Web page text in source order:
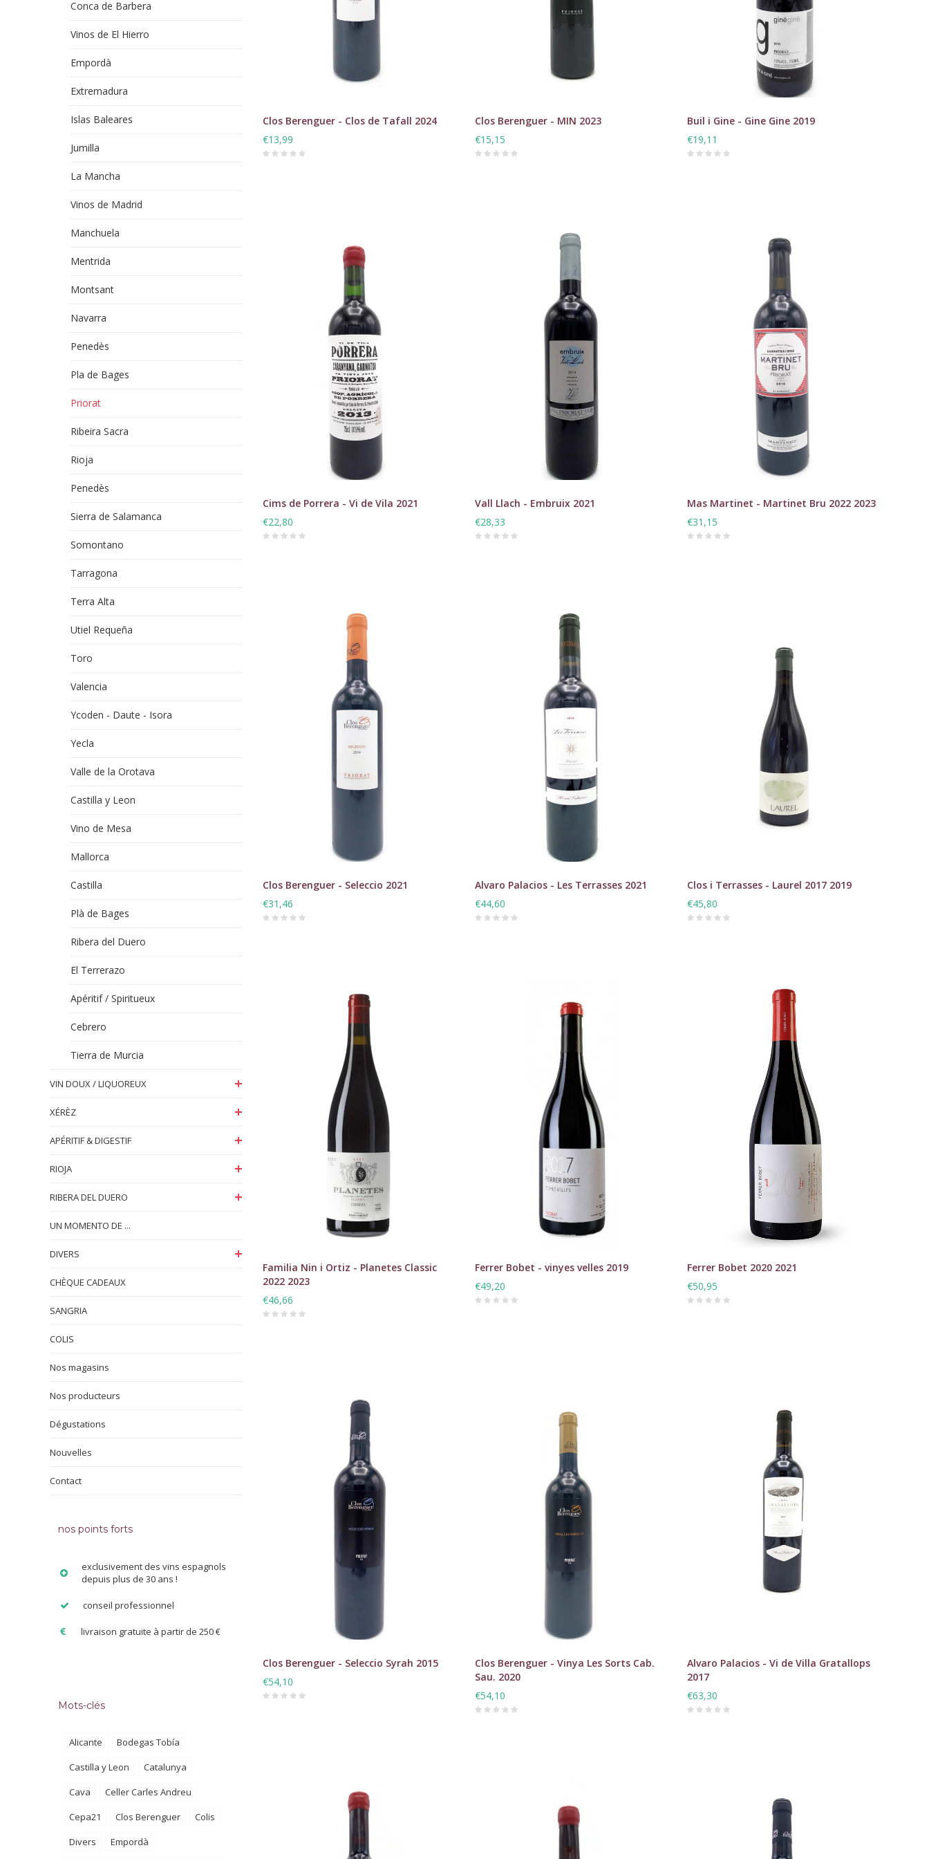
Conca de Barbera
Vinos de El Hierro
Empordà
Extremadura
Islas Baleares
Jumilla
La Mancha
Vinos de Madrid
Manchuela
Mentrida
Montsant
Navarra
Penedès
Pla de Bages
Priorat
Ribeira Sacra
Rioja
Penedès
Sierra de Salamanca
Somontano
Tarragona
Terra Alta
Utiel Requeña
Toro
Valencia
Ycoden - Daute - Isora
Yecla
Valle de la Orotava
Castilla y Leon
Vino de Mesa
Mallorca
Castilla
Plà de Bages
Ribera del Duero
El Terrerazo
Apéritif / Spiritueux
Cebrero
Tierra de Murcia
VIN DOUX / LIQUOREUX
XÉRÈZ
APÉRITIF & DIGESTIF
RIOJA
RIBERA DEL DUERO
UN MOMENTO DE ...
DIVERS
CHÈQUE CADEAUX
SANGRIA
COLIS
Nos magasins
Nos producteurs
Dégustations
Nouvelles
Contact
nos points forts
exclusivement des vins espagnols
depuis plus de 30 ans !
conseil professionnel
livraison gratuite à partir de 250 €
Mots-clés
Alicante
Bodegas Tobía
Castilla y Leon
Catalunya
Cava
Celler Carles Andreu
Cepa21
Clos Berenguer
Colis
Divers
Empordà
Clos Berenguer - Clos de Tafall 2024
€13,99
Clos Berenguer - MIN 2023
€15,15
Buil i Gine - Gine Gine 2019
€19,11
Cims de Porrera - Vi de Vila 2021
€22,80
Vall Llach - Embruix 2021
€28,33
Mas Martinet - Martinet Bru 2022 2023
€31,15
Clos Berenguer - Seleccio 2021
€31,46
Alvaro Palacios - Les Terrasses 2021
€44,60
Clos i Terrasses - Laurel 2017 2019
€45,80
Familia Nin i Ortiz - Planetes Classic
2022 2023
€46,66
Ferrer Bobet - vinyes velles 2019
€49,20
Ferrer Bobet 2020 2021
€50,95
Clos Berenguer - Seleccio Syrah 2015
€54,10
Clos Berenguer - Vinya Les Sorts Cab.
Sau. 2020
€54,10
Alvaro Palacios - Vi de Villa Gratallops
2017
€63,30